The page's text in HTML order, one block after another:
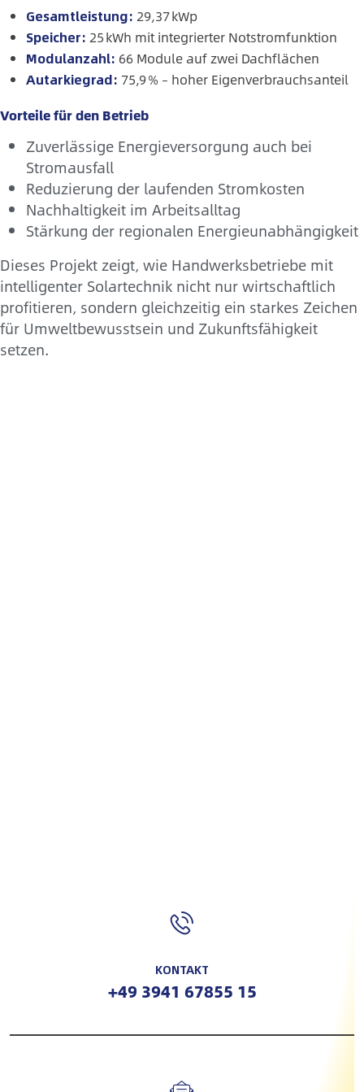
Gesamtleistung: 29,37 kWp
Speicher: 25 kWh mit integrierter Notstromfunktion
Modulanzahl: 66 Module auf zwei Dachflächen
Autarkiegrad: 75,9 % – hoher Eigenverbrauchsanteil
Vorteile für den Betrieb
Zuverlässige Energieversorgung auch bei
Stromausfall
Reduzierung der laufenden Stromkosten
Nachhaltigkeit im Arbeitsalltag
Stärkung der regionalen Energieunabhängigkeit
Dieses Projekt zeigt, wie Handwerksbetriebe mit
intelligenter Solartechnik nicht nur wirtschaftlich
profitieren, sondern gleichzeitig ein starkes Zeichen
für Umweltbewusstsein und Zukunftsfähigkeit
setzen.
KONTAKT
+49 3941 67855 15